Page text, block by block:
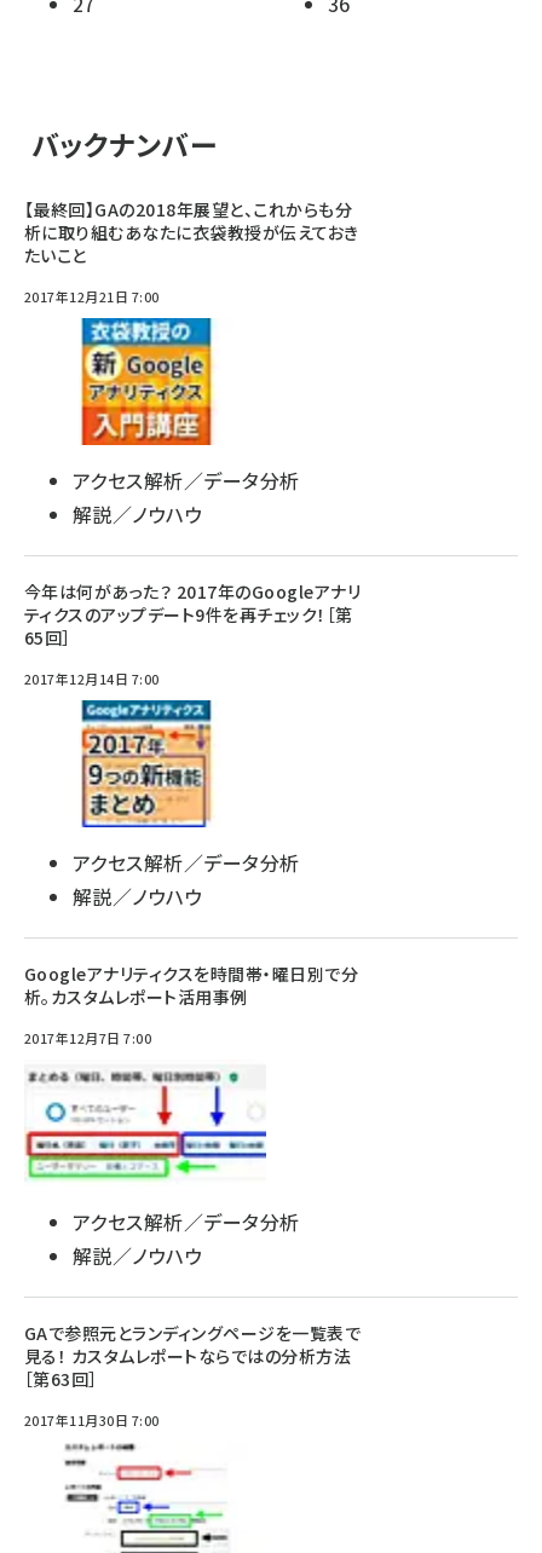
バックナンバー
【最終回】GAの2018年展望と、これからも分
析に取り組むあなたに衣袋教授が伝えておき
たいこと
2017年12月21日 7:00
アクセス解析／データ分析
解説／ノウハウ
今年は何があった？ 2017年のGoogleアナリ
ティクスのアップデート9件を再チェック！［第
65回］
2017年12月14日 7:00
アクセス解析／データ分析
解説／ノウハウ
Googleアナリティクスを時間帯・曜日別で分
析。カスタムレポート活用事例
2017年12月7日 7:00
アクセス解析／データ分析
解説／ノウハウ
GAで参照元とランディングページを一覧表で
見る！ カスタムレポートならではの分析方法
［第63回］
2017年11月30日 7:00